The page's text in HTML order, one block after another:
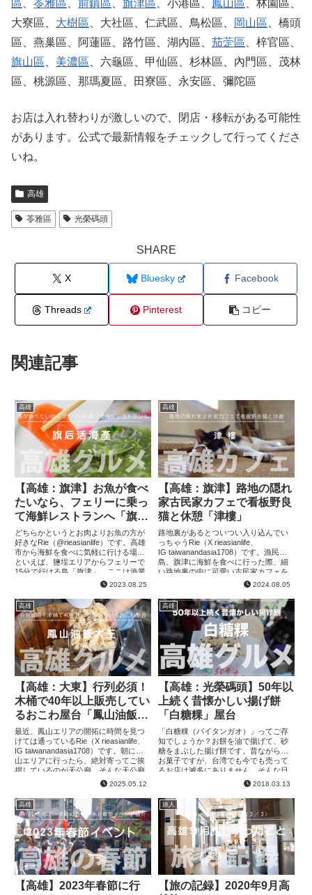
區
苓雅區 前鎮區 旗津區 、小港區、 鳳山區 、林園區、
大寮區、 大樹區 、大社區、仁武區、鳥松區、 岡山區 、橋頭
區、燕巢區、阿蓮區、路竹區、湖內區、 茄萣區 、梓官區、
旗山區
美濃區 、六龜區、甲仙區、杉林區、內門區、茂林
區、桃源區、那瑪夏區、田寮區、永安區、彌陀區
お店は入れ替わりが激しいので、閉店・移転がある可能性
があります。公式で最新情報をチェックして行ってくださ
いね。
高雄
苓雅區 光榮碼頭
SHARE
X Bluesky Facebook
Threads Pinterest コピー
関連記事
高雄
【高雄：旗津】お魚が食べ
たいなら、フェリーに乗っ
て海鮮レストランへ「旗后
活海產」
どちらかというとお肉よりお魚の方が
好きなRie（@rieasianlife）です。高雄
市から海鮮を食べに気軽に行ける場所
といえば、鹽埕エリアからフェリーで
15分で行ける島「旗津」。ここは漁業
で繁栄した島で、島の方々はほとんど
2023.08.25
高雄
【高雄：旗津】路地の隠れ
家古民家カフェで看板野良
猫と休憩「津樓」
路地裏があるとついつい入り込んでい
っちゃうRie（X rieasianlife、
IG taiwanandasia1708）です。漁民の
島、旗津に海鮮を食べに行った際、細
い路地裏の中に可愛い古民家カフェを
見つけました。すごく特別な要素がた
2024.08.05
高雄
【高雄：大東】行列必須！
木桶で40年以上販売してい
るおこわ屋台「鳳山油飯大
王」
最近、鳳山エリアの開拓に時間を見つ
けては通っているRie（X rieasianlife、
IG taiwanandasia1708）です。朝に鳳
山エリアに行ったら、絶対寄ってご挨
拶しているのが天公廟。そんな天公廟
のすぐ近くに行列ができる地元の...
2025.05.12
高雄
【高雄：光榮碼頭】50年以
上続く昔懐かしい揚げ餅
「白糖粿」屋台
「白糖粿（バイタンガオ）」ってご存
知でしょうか？お餅を油で揚げて、砂
糖をまぶした揚げ餅です。昔ながらの
お菓子ですが、台湾でも今でも売って
るお店は滅多にありません。そんな日
本人にとっても懐かく感じるお菓子が
す...
2018.03.13
高雄
【高雄】2023年春節に行
旅人
【旅の記録】2020年9月高